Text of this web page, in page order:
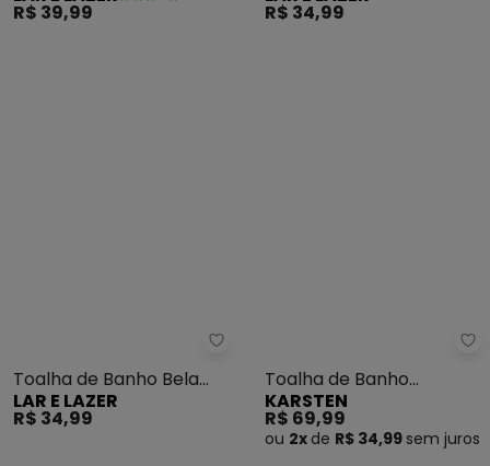
Forte) 1 Peça
LAR E LAZER
R$ 39,99
Royale (Cinza)
LAR E LAZER
R$ 34,99
Lar e Lazer - Toalha de Banho
Toalha de Banho Bela
Royale (Branca)
LAR E LAZER
R$ 34,99
Toalha de Banho
Provence (Duna)
KARSTEN
R$ 69,99
R$ 34,99 semjuros